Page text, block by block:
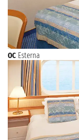
OC Esterna